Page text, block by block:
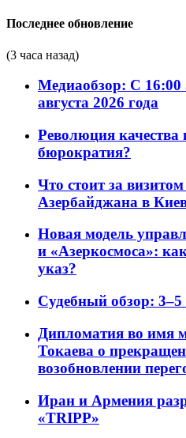
Последнее обновление
(3 часа назад)
Медиаобзор: С 16:00
августа 2026 года
Революция
бюрократия?
Что стоит за
Азербайджана в
Новая модель
и «Азеркосмоса»:
указ?
Судебный обзор: 3–5
Дипломатия во имя
Токаева о
возобновлении
Иран и Армения
«TRIPP»